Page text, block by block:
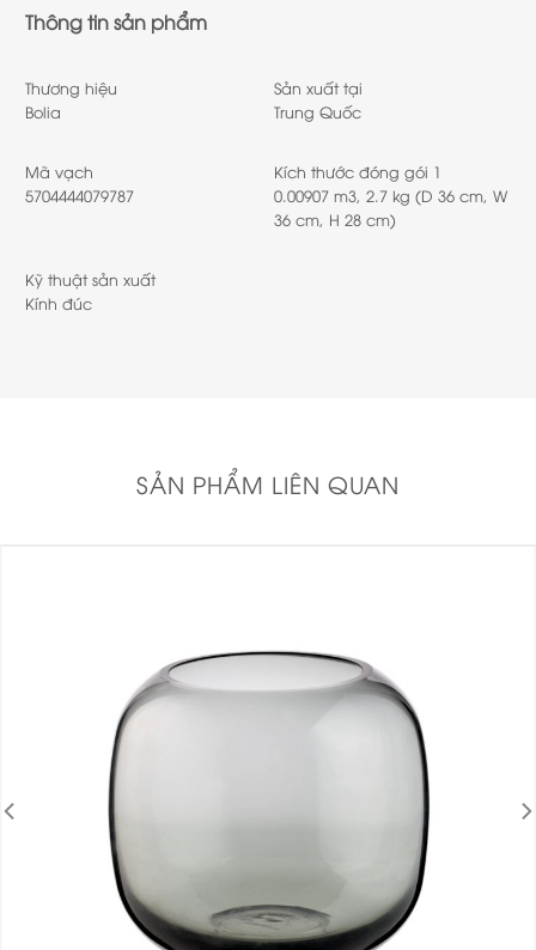
Thông tin sản phẩm
Thương hiệu
Bolia
Sản xuất tại
Trung Quốc
Mã vạch
5704444079787
Kích thước đóng gói 1
0.00907 m3, 2.7 kg (D 36 cm, W
36 cm, H 28 cm)
Kỹ thuật sản xuất
Kính đúc
SẢN PHẨM LIÊN QUAN